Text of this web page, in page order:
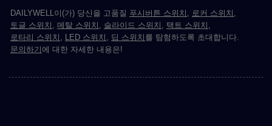
DAILYWELL이(가) 당신을 고품질 푸시버튼 스위치 로커 스위치
토글 스위치
메탈 스위치 슬라이드 스위치 택트 스위치
로타리 스위치
LED 스위치 딥 스위치 를 탐험하도록 초대합니다.
문의하기에 대한 자세한 내용은!